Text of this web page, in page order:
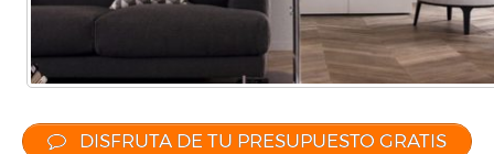
DISFRUTA DE TU PRESUPUESTO GRATIS